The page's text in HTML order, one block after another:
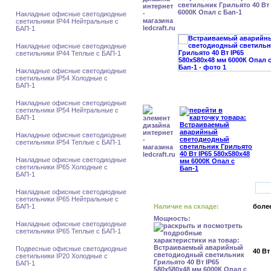
Накладные офисные светодиодные
светильники IP44 Нейтральные с
БАП-1
Накладные офисные светодиодные
светильники IP44 Теплые с БАП-1
Накладные офисные светодиодные
светильники IP54 Холодные с
БАП-1
Накладные офисные светодиодные
светильники IP54 Нейтральные с
БАП-1
Накладные офисные светодиодные
светильники IP54 Теплые с БАП-1
Накладные офисные светодиодные
светильники IP65 Холодные с
БАП-1
Накладные офисные светодиодные
светильники IP65 Нейтральные с
БАП-1
Накладные офисные светодиодные
светильники IP65 Теплые с БАП-1
Подвесные офисные светодиодные
светильники IP20 Холодные с
БАП-1
светильник Грильято 40 Вт
6000К Опал с Бап-1
Наличие на складе:
Мощность:
40 Вт